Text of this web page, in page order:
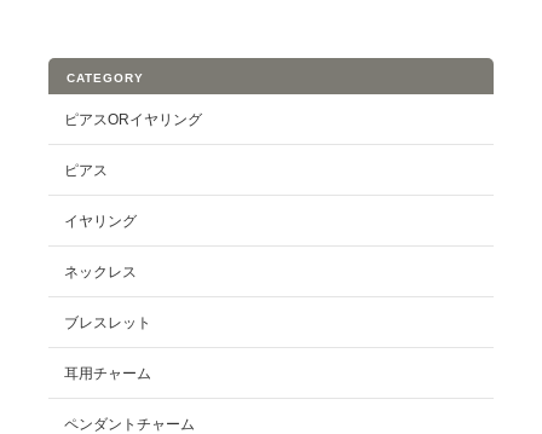
CATEGORY
ピアスORイヤリング
ピアス
イヤリング
ネックレス
ブレスレット
耳用チャーム
ペンダントチャーム